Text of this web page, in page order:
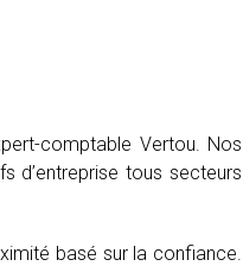
comptable Vertou. Nos
d’entreprise tous secteurs
basé sur la confiance.